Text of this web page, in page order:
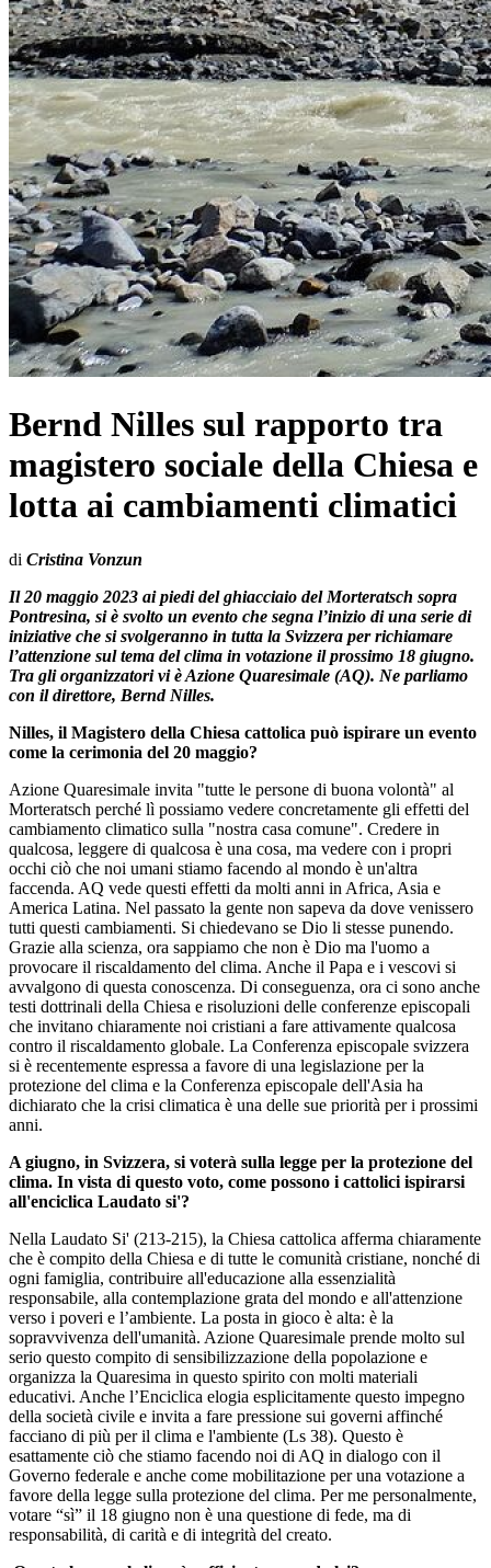
Bernd Nilles sul rapporto tra
magistero sociale della Chiesa e
lotta ai cambiamenti climatici
di Cristina Vonzun
Il 20 maggio 2023 ai piedi del ghiacciaio del Morteratsch sopra
Pontresina, si è svolto un evento che segna l’inizio di una serie di
iniziative che si svolgeranno in tutta la Svizzera per richiamare
l’attenzione sul tema del clima in votazione il prossimo 18 giugno.
Tra gli organizzatori vi è Azione Quaresimale (AQ). Ne parliamo
con il direttore, Bernd Nilles.
Nilles, il Magistero della Chiesa cattolica può ispirare un evento
come la cerimonia del 20 maggio?
Azione Quaresimale invita "tutte le persone di buona volontà" al
Morteratsch perché lì possiamo vedere concretamente gli effetti del
cambiamento climatico sulla "nostra casa comune". Credere in
qualcosa, leggere di qualcosa è una cosa, ma vedere con i propri
occhi ciò che noi umani stiamo facendo al mondo è un'altra
faccenda. AQ vede questi effetti da molti anni in Africa, Asia e
America Latina. Nel passato la gente non sapeva da dove venissero
tutti questi cambiamenti. Si chiedevano se Dio li stesse punendo.
Grazie alla scienza, ora sappiamo che non è Dio ma l'uomo a
provocare il riscaldamento del clima. Anche il Papa e i vescovi si
avvalgono di questa conoscenza. Di conseguenza, ora ci sono anche
testi dottrinali della Chiesa e risoluzioni delle conferenze episcopali
che invitano chiaramente noi cristiani a fare attivamente qualcosa
contro il riscaldamento globale. La Conferenza episcopale svizzera
si è recentemente espressa a favore di una legislazione per la
protezione del clima e la Conferenza episcopale dell'Asia ha
dichiarato che la crisi climatica è una delle sue priorità per i prossimi
anni.
A giugno, in Svizzera, si voterà sulla legge per la protezione del
clima. In vista di questo voto, come possono i cattolici ispirarsi
all'enciclica Laudato si'?
Nella Laudato Si' (213-215), la Chiesa cattolica afferma chiaramente
che è compito della Chiesa e di tutte le comunità cristiane, nonché di
ogni famiglia, contribuire all'educazione alla essenzialità
responsabile, alla contemplazione grata del mondo e all'attenzione
verso i poveri e l’ambiente. La posta in gioco è alta: è la
sopravvivenza dell'umanità. Azione Quaresimale prende molto sul
serio questo compito di sensibilizzazione della popolazione e
organizza la Quaresima in questo spirito con molti materiali
educativi. Anche l’Enciclica elogia esplicitamente questo impegno
della società civile e invita a fare pressione sui governi affinché
facciano di più per il clima e l'ambiente (Ls 38). Questo è
esattamente ciò che stiamo facendo noi di AQ in dialogo con il
Governo federale e anche come mobilitazione per una votazione a
favore della legge sulla protezione del clima. Per me personalmente,
votare “sì” il 18 giugno non è una questione di fede, ma di
responsabilità, di carità e di integrità del creato.